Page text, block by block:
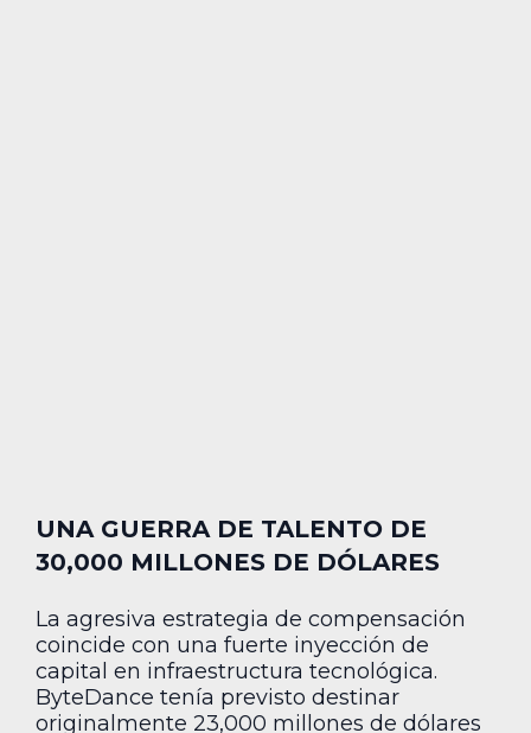
UNA GUERRA DE TALENTO DE
30,000 MILLONES DE DÓLARES
La agresiva estrategia de compensación
coincide con una fuerte inyección de
capital en infraestructura tecnológica.
ByteDance tenía previsto destinar
originalmente 23,000 millones de dólares